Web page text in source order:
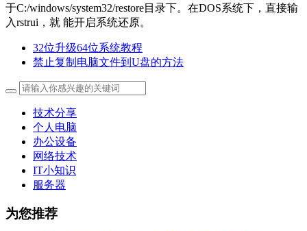
于C:/windows/system32/restore目录下。在DOS系统下，直接输
入rstrui，就 能开启系统还原。
32位升级64位系统教程
禁止复制电脑文件到U盘的方法
技术分享
个人电脑
办公设备
网络技术
IT小知识
服务器
为您推荐